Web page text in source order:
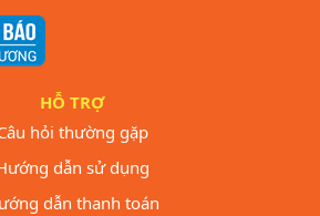
HỖ TRỢ
hỏi thường gặp
dẫn sử dụng
dẫn thanh toán